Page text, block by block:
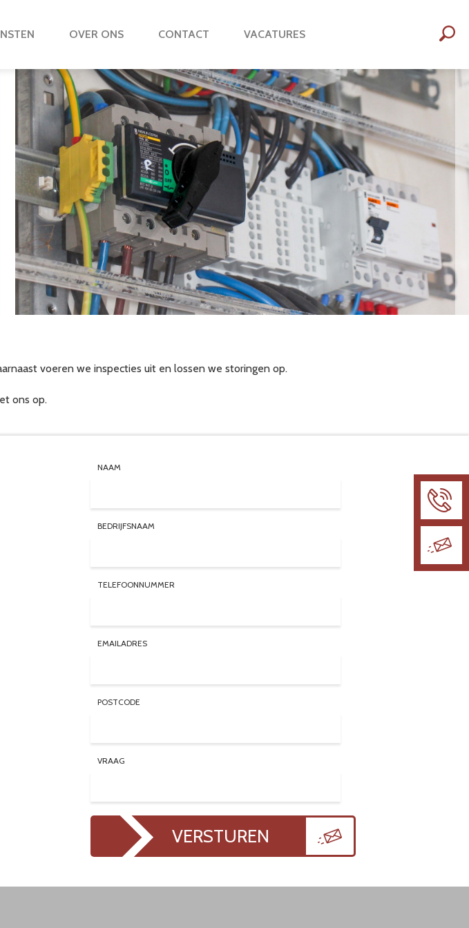
OVER ONS CONTACT VACATURES
voeren we inspecties uit en lossen we storingen op.
ons op.
NAAM
BEDRIJFSNAAM
TELEFOONNUMMER
EMAILADRES
POSTCODE
VRAAG
VERSTUREN